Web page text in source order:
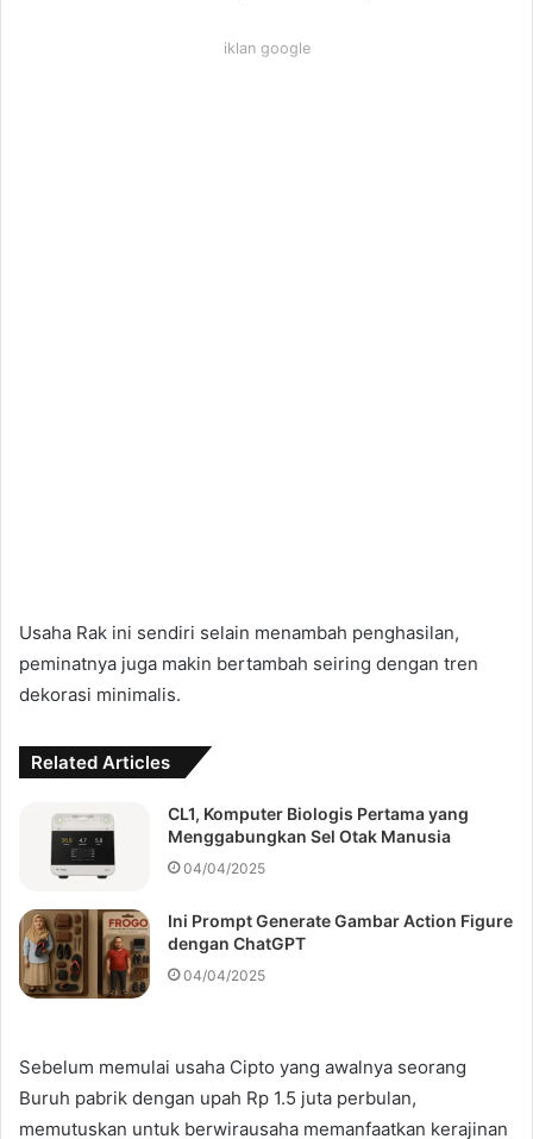
iklan google
Usaha Rak ini sendiri selain menambah penghasilan,
peminatnya juga makin bertambah seiring dengan tren
dekorasi minimalis.
Related Articles
CL1, Komputer Biologis Pertama yang
Menggabungkan Sel Otak Manusia
04/04/2025
Ini Prompt Generate Gambar Action Figure
dengan ChatGPT
04/04/2025
Sebelum memulai usaha Cipto yang awalnya seorang
Buruh pabrik dengan upah Rp 1.5 juta perbulan,
memutuskan untuk berwirausaha memanfaatkan kerajinan